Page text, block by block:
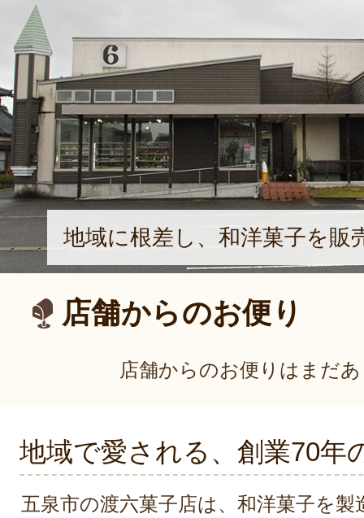
地域に根差し、和洋菓子を販
店舗からのお便り
店舗からのお便りはまだ
地域で愛される、創業70年
五泉市の渡六菓子店は、和洋菓子を製